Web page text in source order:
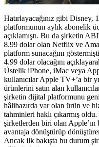
Hatırlayacağınız gibi Disney,
platformunun aylık abonelik
açıklamıştı. Bu da şirketin
8.99 dolar olan Netflix ve
platform sunacağını
4.99 dolar olacağını
Üstelik iPhone, iMac veya
kullanıcılar Apple TV+’a bir
ürünlerini satın alan
şirketin dijital platformunu
hâlihazırda var olan ürün ve
tahminleri haklı çıkarmış
şirketlerden biri olan
avantaja dönüştürüp
Ancak ilk bakışta bu durum